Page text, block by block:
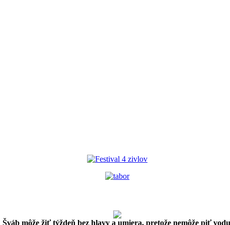
Šváb môže žiť týždeň bez hlavy a umiera, pretože nemôže piť